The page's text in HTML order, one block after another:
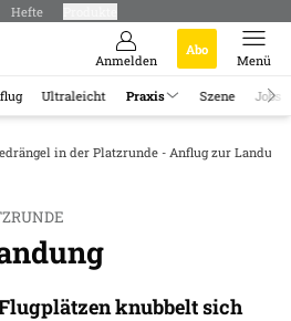
Hefte
Anmelden
Abo
Menü
Ultraleicht Praxis Szene Jobs
in der Platzrunde - Anflug zur Landung
knubbelt sich